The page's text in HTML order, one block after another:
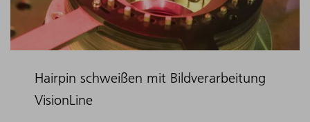
Hairpin schweißen mit Bildverarbeitung
VisionLine